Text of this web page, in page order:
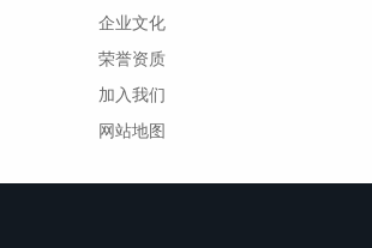
企业文化
荣誉资质
加入我们
网站地图